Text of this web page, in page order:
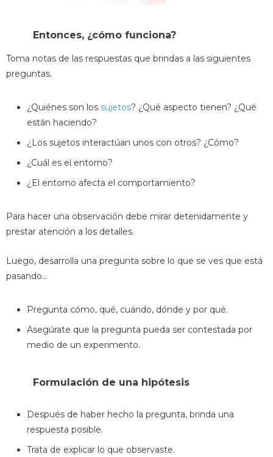
Entonces, ¿cómo funciona?
Toma notas de las respuestas que brindas a las siguientes
preguntas.
¿Quiénes son los sujetos? ¿Qué aspecto tienen? ¿Qué
están haciendo?
¿Los sujetos interactúan unos con otros? ¿Cómo?
¿Cuál es el entorno?
¿El entorno afecta el comportamiento?
Para hacer una observación debe mirar detenidamente y
prestar atención a los detalles.
Luego, desarrolla una pregunta sobre lo que se ves que está
pasando...
Pregunta cómo, qué, cuándo, dónde y por qué.
Asegúrate que la pregunta pueda ser contestada por
medio de un experimento.
Formulación de una hipótesis
Después de haber hecho la pregunta, brinda una
respuesta posible.
Trata de explicar lo que observaste.